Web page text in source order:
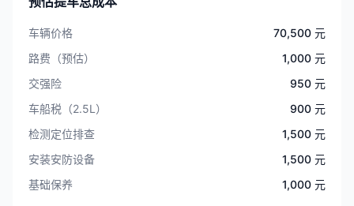
车辆价格
70,500 元
路费（预估）
1,000 元
交强险
950 元
车船税（2.5L）
900 元
检测定位排查
1,500 元
安装安防设备
1,500 元
基础保养
1,000 元